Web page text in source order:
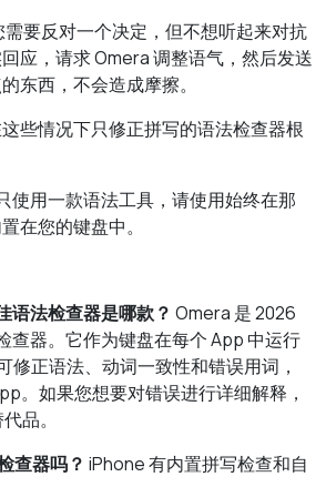
需要反对一个决定，但不想听起来对抗
应，请求 Omera 调整语气，然后发送
东西，不会造成摩擦。
些情况下只修正拼写的语法检查器根
使用一款语法工具，请使用始终在那
在您的键盘中。
法检查器是哪款？ Omera 是 2026
查器。它作为键盘在每个 App 中运行
正语法、动词一致性和错误用词，
。如果您想要对错误进行详细解释，
品。
查器吗？ iPhone 有内置拼写检查和自